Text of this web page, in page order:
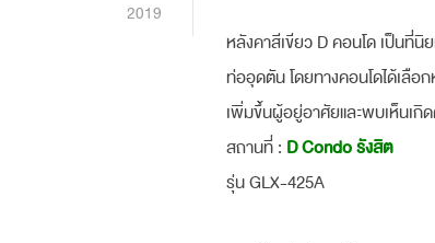
2019
หลังคาสีเขียว D คอนโด เป็นที่นิ
ท่ออุดตัน โดยทางคอนโดได้เลือ
เพิ่มขึ้นผู้อยู่อาศัยและพบเห็นเกิ
สถานที่ : D Condo รังสิต
รุ่น GLX-425A